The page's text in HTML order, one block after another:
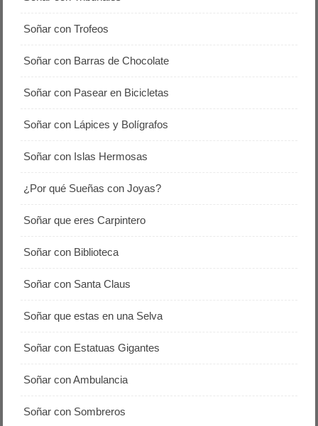
Soñar con Trofeos
Soñar con Barras de Chocolate
Soñar con Pasear en Bicicletas
Soñar con Lápices y Bolígrafos
Soñar con Islas Hermosas
¿Por qué Sueñas con Joyas?
Soñar que eres Carpintero
Soñar con Biblioteca
Soñar con Santa Claus
Soñar que estas en una Selva
Soñar con Estatuas Gigantes
Soñar con Ambulancia
Soñar con Sombreros